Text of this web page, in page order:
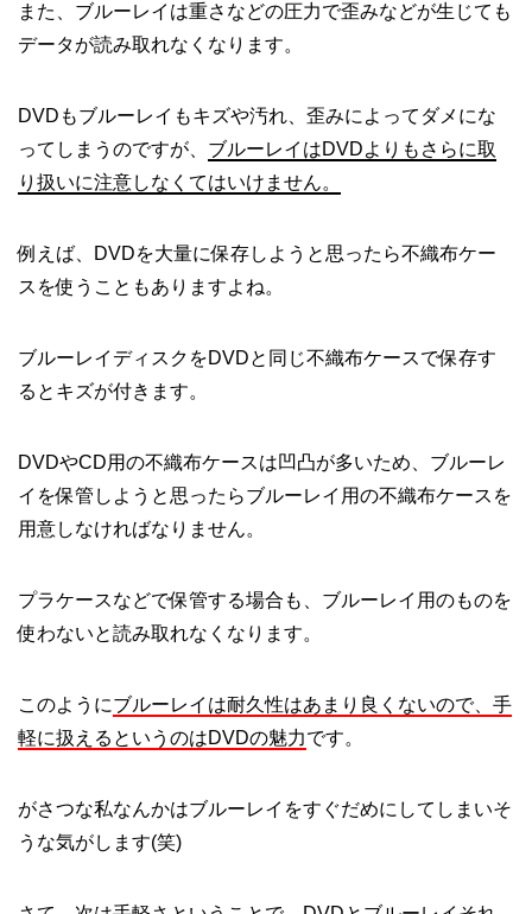
また、ブルーレイは重さなどの圧力で歪みなどが生じても
データが読み取れなくなります。
DVDもブルーレイもキズや汚れ、歪みによってダメにな
ってしまうのですが、 ブルーレイはDVDよりもさらに取
り扱いに注意しなくてはいけません。
例えば、DVDを大量に保存しようと思ったら不織布ケー
スを使うこともありますよね。
ブルーレイディスクをDVDと同じ不織布ケースで保存す
るとキズが付きます。
DVDやCD用の不織布ケースは凹凸が多いため、ブルーレ
イを保管しようと思ったらブルーレイ用の不織布ケースを
用意しなければなりません。
プラケースなどで保管する場合も、ブルーレイ用のものを
使わないと読み取れなくなります。
このようにブルーレイは耐久性はあまり良くないので、手
軽に扱えるというのはDVDの魅力です。
がさつな私なんかはブルーレイをすぐだめにしてしまいそ
うな気がします(笑)